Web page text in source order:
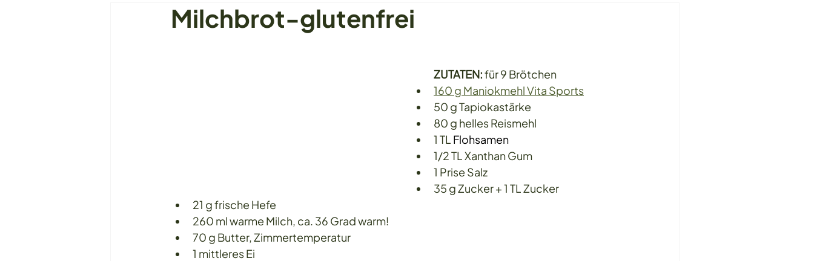
Milchbrot-glutenfrei
ZUTATEN: für 9 Brötchen
160 g Maniokmehl Vita Sports
50 g Tapiokastärke
80 g helles Reismehl
1 TL Flohsamen
1/2 TL Xanthan Gum
1 Prise Salz
35 g Zucker + 1 TL Zucker
21 g frische Hefe
260 ml warme Milch, ca. 36 Grad warm!
70 g Butter, Zimmertemperatur
1 mittleres Ei